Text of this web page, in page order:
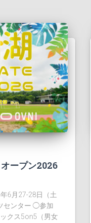
ープン2026
6月27-28日（土
センター ◯参加
クス5on5（男女